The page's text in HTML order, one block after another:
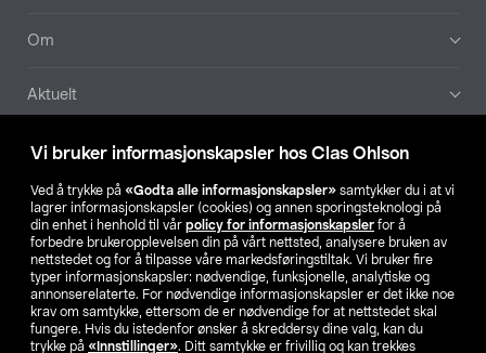
Vi bruker informasjonskapsler hos Clas Ohlson
Ved å trykke på «Godta alle informasjonskapsler» samtykker du i at vi
lagrer informasjonskapsler (cookies) og annen sporingsteknologi på
din enhet i henhold til vår policy for informasjonskapsler for å
forbedre brukeropplevelsen din på vårt nettsted, analysere bruken av
nettstedet og for å tilpasse våre markedsføringstiltak. Vi bruker fire
typer informasjonskapsler: nødvendige, funksjonelle, analytiske og
annonserelaterte. For nødvendige informasjonskapsler er det ikke noe
krav om samtykke, ettersom de er nødvendige for at nettstedet skal
fungere. Hvis du istedenfor ønsker å skreddersy dine valg, kan du
trykke på «Innstillinger». Ditt samtykke er frivillig og kan trekkes
Om
Aktuelt
Våre selskaper
Finn din butikk
SE NO FI